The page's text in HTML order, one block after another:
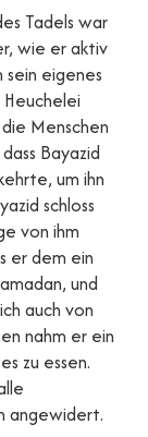
Tadels war
wie er aktiv
eigenes
Menschen
Bayazid
um ihn
schloss
von ihm
er dem ein
und
auch von
nahm er ein
zu essen.
angewidert.